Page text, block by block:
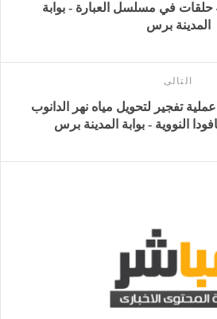
إياد نصار يشارك بـ4 حلقات في مسلسل العبارة - بوابة
المدينة برس
التالى
تفجير لتحويل مياه نهر الدانوب
النووية - بوابة المدينة برس